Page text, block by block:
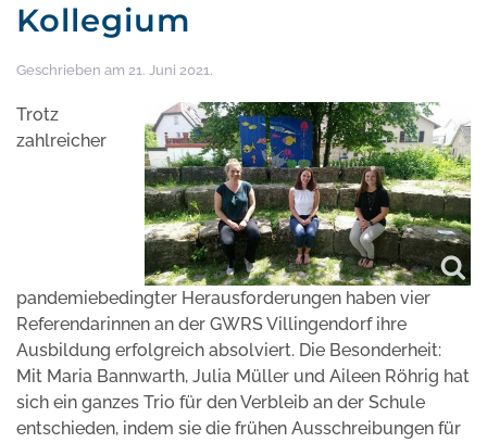
Kollegium
Geschrieben am 21. Juni 2021.
Trotz
zahlreicher
pandemiebedingter Herausforderungen haben vier
Referendarinnen an der GWRS Villingendorf ihre
Ausbildung erfolgreich absolviert. Die Besonderheit:
Mit Maria Bannwarth, Julia Müller und Aileen Röhrig hat
sich ein ganzes Trio für den Verbleib an der Schule
entschieden, indem sie die frühen Ausschreibungen für